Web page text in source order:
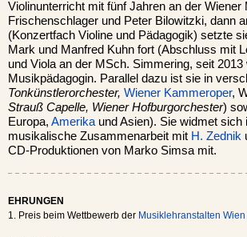
Violinunterricht mit fünf Jahren an der
Frischenschlager und Peter Bilowitzki, dann
(Konzertfach Violine und Pädagogik) setzte
Mark und Manfred Kuhn fort (Abschluss mit
und Viola an der MSch. Simmering, seit
Musikpädagogin. Parallel dazu ist sie in
Tonkünstlerorchester, Wiener Kammeroper,
Strauß Capelle, Wiener Hofburgorchester)
Europa, Amerika und Asien). Sie widmet
musikalische Zusammenarbeit mit H. Zednik
CD-Produktionen von Marko Simsa mit.
EHRUNGEN
1. Preis beim Wettbewerb der Musiklehranstalten Wien